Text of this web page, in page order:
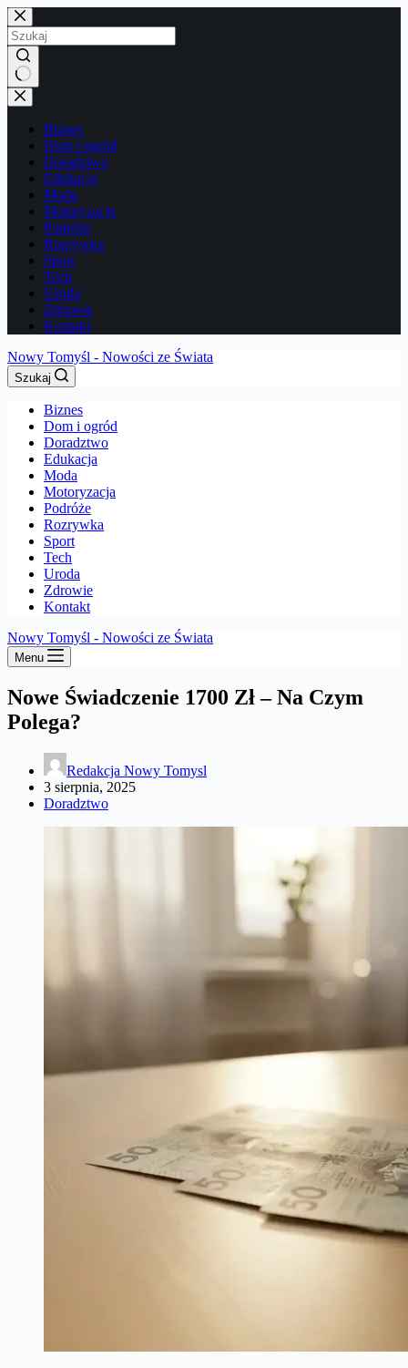
Przejdź
do
treści
Brak
wyników
Biznes
Dom i ogród
Doradztwo
Edukacja
Moda
Motoryzacja
Podróże
Rozrywka
Sport
Tech
Uroda
Zdrowie
Kontakt
Nowy Tomyśl - Nowości ze Świata
Szukaj
Biznes
Dom i ogród
Doradztwo
Edukacja
Moda
Motoryzacja
Podróże
Rozrywka
Sport
Tech
Uroda
Zdrowie
Kontakt
Nowy Tomyśl - Nowości ze Świata
Menu
Nowe Świadczenie 1700 Zł – Na Czym
Polega?
Redakcja Nowy Tomysl
3 sierpnia, 2025
Doradztwo